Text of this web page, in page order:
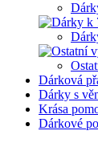
Dárková
Dárky s
Krása
Dárkové